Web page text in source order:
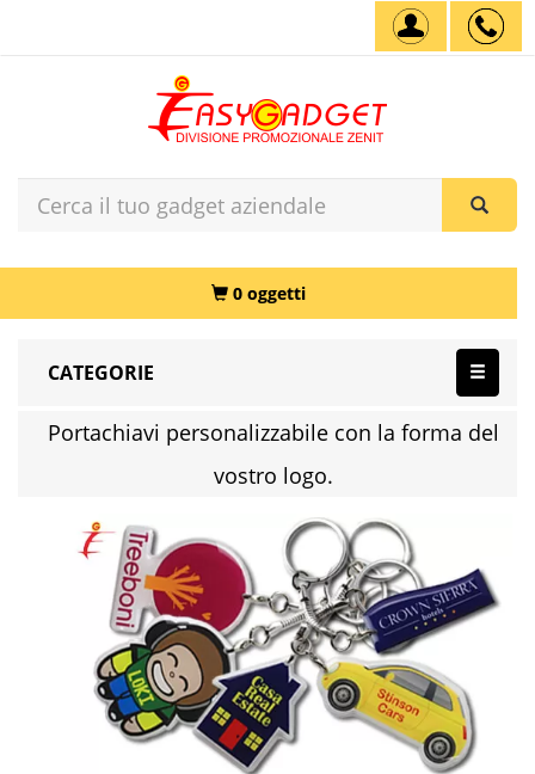
0 oggetti
CATEGORIE
Portachiavi personalizzabile con la forma del
vostro logo.